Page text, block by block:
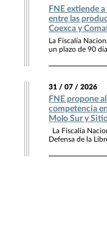
FNE extiende
entre las
Coexca y
La Fiscalía
un plazo de 90
31 / 07 / 2026
FNE propone
competencia
Molo Sur y
La Fiscalía
Defensa de la